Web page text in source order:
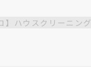
】ハウスクリーニング